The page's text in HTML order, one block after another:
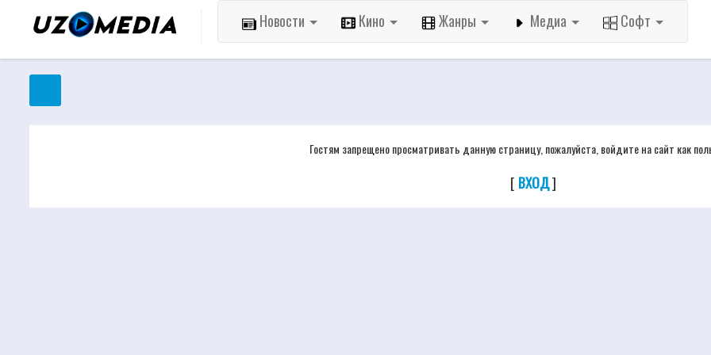
Новости Кино Жанры Медиа Софт
Гостям запрещено просматривать данную страницу, пожалуйста, войдите на сайт как
[ ВХОД]